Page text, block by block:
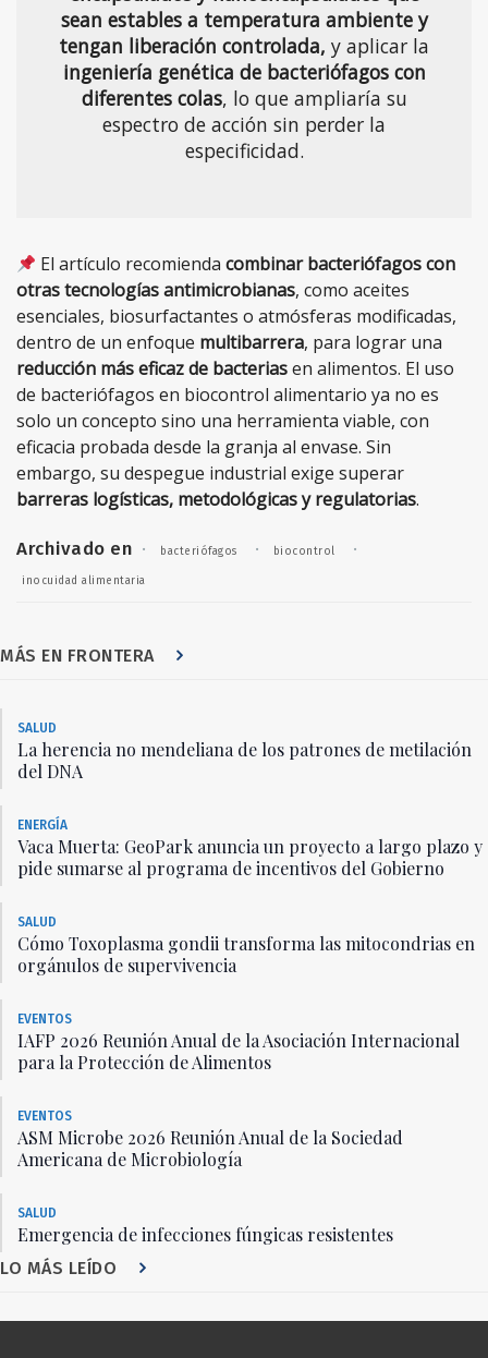
sean estables a temperatura ambiente y
tengan liberación controlada, y aplicar la
ingeniería genética de bacteriófagos con
diferentes colas, lo que ampliaría su
espectro de acción sin perder la
especificidad.
El artículo recomiendacombinar bacteriófagos con
otras tecnologías antimicrobianas, como aceites
esenciales, biosurfactantes o atmósferas modificadas,
dentro de un enfoque multibarrera, para lograr una
reducción más eficaz de bacteriasen alimentos. El uso
de bacteriófagos en biocontrol alimentario ya no es
solo un concepto sino una herramienta viable, con
eficacia probada desde la granja al envase. Sin
embargo, su despegue industrial exige superar
barreras logísticas, metodológicas y regulatorias.
Archivado en · bacteriófagos · biocontrol ·
inocuidad alimentaria
MÁS EN FRONTERA
SALUD
La herencia no mendeliana de los patrones de metilación
del DNA
ENERGÍA
Vaca Muerta: GeoPark anuncia un proyecto a largo plazo y
pide sumarse al programa de incentivos del Gobierno
SALUD
Cómo Toxoplasma gondii transforma las mitocondrias en
orgánulos de supervivencia
EVENTOS
IAFP 2026 Reunión Anual de la Asociación Internacional
para la Protección de Alimentos
EVENTOS
ASM Microbe 2026 Reunión Anual de la Sociedad
Americana de Microbiología
SALUD
Emergencia de infecciones fúngicas resistentes
LO MÁS LEÍDO